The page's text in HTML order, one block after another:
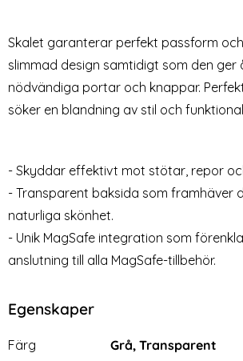
Härdat Glas Privacy
rea pris
129 kr Välj ... rea pris
199 kr
Spigen iPhone
Skalet garanterar perfekt passform
slimmad design samtidigt som den ger
nödvändiga portar och knappar.
söker en blandning av stil och
- Skyddar effektivt mot stötar, repor
- Transparent baksida som framhäver
naturliga skönhet.
- Unik MagSafe integration som
anslutning till alla MagSafe-tillbehör.
Egenskaper
Egenskaper/attribut för denna produkt
Attribut
Färg
Grå, Transparent